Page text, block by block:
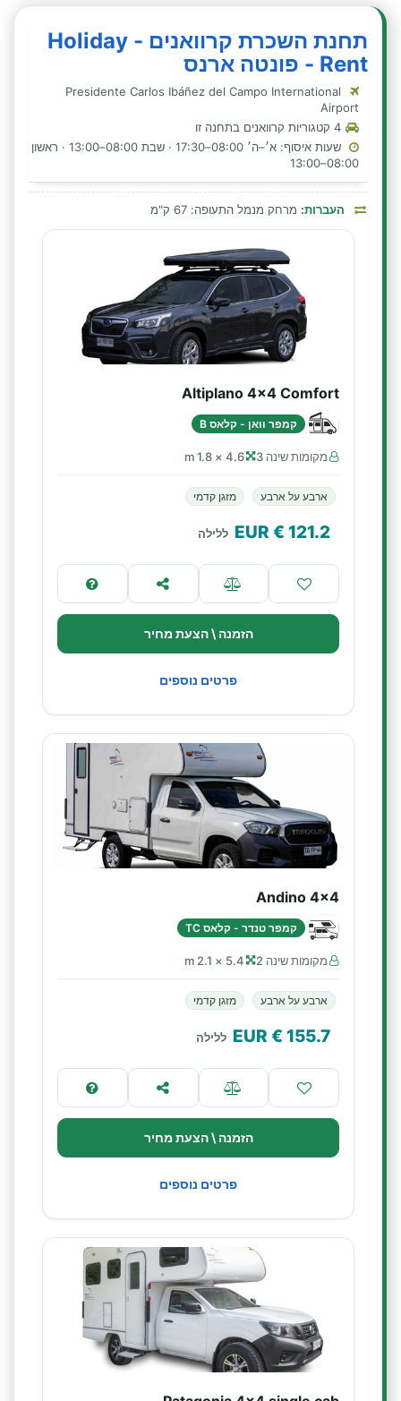
תחנת השכרת קרוואנים - Holiday
Rent - פונטה ארנס
Presidente Carlos Ibáñez del Campo International
Airport
שעות איסוף: א׳–ה׳ 08:00–17:30 · שבת 08:00–13:00 · ראשון
08:00–13:00
העברות: מרחק מנמל התעופה: 67 ק"מ
Altiplano 4x4 Comfort
קמפר וואן - קלאס B
מקומות שינה 3 4.6 × 1.8 m
ארבע על ארבע מזגן קדמי
121.2
€ EUR ללילה
הזמנה \ הצעת מחיר
פרטים נוספים
Andino 4x4
קמפר טנדר - קלאס TC
מקומות שינה 2 5.4 × 2.1 m
ארבע על ארבע מזגן קדמי
155.7
€ EUR ללילה
הזמנה \ הצעת מחיר
פרטים נוספים